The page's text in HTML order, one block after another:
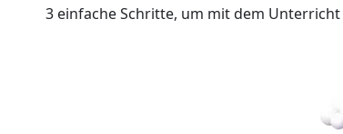
3 einfache Schritte, um mit dem